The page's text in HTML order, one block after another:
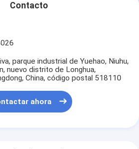
Contacto
parque industrial de Yuehao, Niuhu,
nuevo distrito de Longhua,
China, código postal 518110
ahora